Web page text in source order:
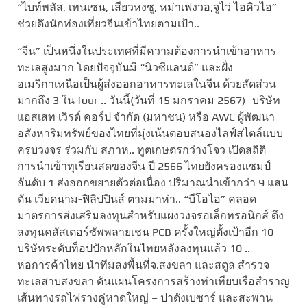
“ไบท์พลัส, เทนเซน, เสียวหงชู, หม่าเฟงวอ,จูไว่ ไอคิวไอ”
ช่วยดึงนักท่องเที่ยวจีนเข้าไทยตามเป้า..
“จีน” เป็นหนึ่งในประเทศที่มีความต้องการนำเข้าอาหาร
ทะเลสูงมาก โดยปัจจุบันมี “นิวซีแลนด์” และฝั่ง
อเมริกาเหนือเป็นผู้ส่งออกอาหารทะเลในจีน ด้วยสัดส่วน
มากถึง 3 ใน four .. วันนี้(วันที่ 15 มกราคม 2567) -บริษัท
แอสเสท เวิรด์ คอร์ป จำกัด (มหาชน) หรือ AWC ผู้พัฒนา
อสังหาริมทรัพย์ของไทยที่มุ่งเน้นตอบสนองไลฟ์สไตล์แบบ
ครบวงจร ร่วมกับ สภาห.. ทูตเกษตรกว่างโจว เปิดสถิติ
การนำเข้าทุเรียนสดของจีน ปี 2566 ไทยยังครองแชมป์
อันดับ 1 ส่งออกขยายตัวต่อเนื่อง ปริมาณนำเข้ากว่า 9 แสน
ตัน เวียดนาม-ฟิลิปปินส์ ตามมาห่า.. “บีโอไอ” คลอด
มาตรการส่งเสริมลงทุนสำหรับแผงวงจรอเล็กทรอนิกส์ ดึง
ลงทุนคลัสเตอร์ซัพพลายเชน PCB ครั้งใหญ่ตั้งเป้าอีก 10
บริษัทระดับท็อปปักหลักในไทยหลังลงทุนแล้ว 10 ..
หอการค้าไทย นำทีมลงพื้นที่จ.สงขลา และสตูล สำรวจ
ทะเลสาบสงขลา ดันแผนโครงการสร้างท่าเทียบเรือสำราญ
เส้นทางรถไฟรางคู่หาดใหญ่ – ปาดังเบซาร์ และสะพาน